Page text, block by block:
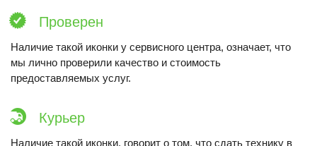
Проверен
Наличие такой иконки у сервисного центра, означает, что
мы лично проверили качество и стоимость
предоставляемых услуг.
Курьер
Наличие такой иконки, говорит о том, что сдать технику в